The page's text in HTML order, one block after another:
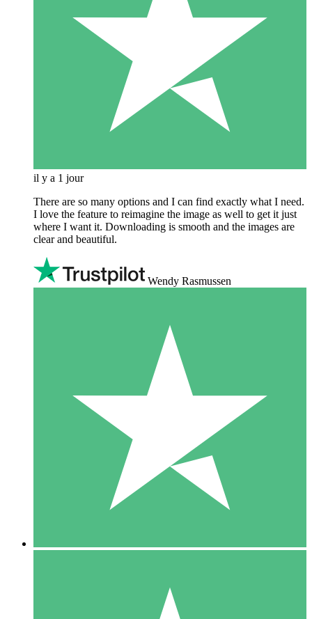
il y a 1 jour
There are so many options and I can find exactly what I need.
I love the feature to reimagine the image as well to get it just
where I want it. Downloading is smooth and the images are
clear and beautiful.
Wendy Rasmussen